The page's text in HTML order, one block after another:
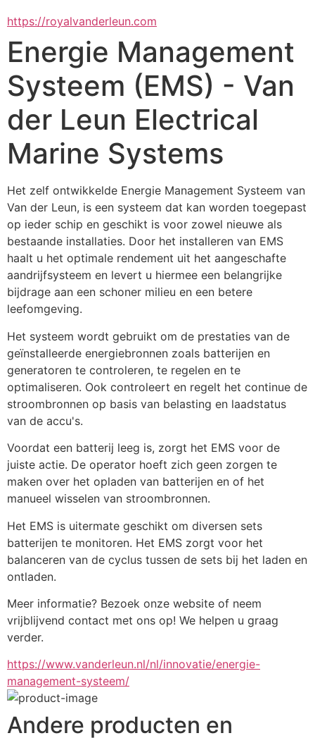
https://royalvanderleun.com
Energie Management
Systeem (EMS) - Van
der Leun Electrical
Marine Systems
Het zelf ontwikkelde Energie Management Systeem van
Van der Leun, is een systeem dat kan worden toegepast
op ieder schip en geschikt is voor zowel nieuwe als
bestaande installaties. Door het installeren van EMS
haalt u het optimale rendement uit het aangeschafte
aandrijfsysteem en levert u hiermee een belangrijke
bijdrage aan een schoner milieu en een betere
leefomgeving.
Het systeem wordt gebruikt om de prestaties van de
geïnstalleerde energiebronnen zoals batterijen en
generatoren te controleren, te regelen en te
optimaliseren. Ook controleert en regelt het continue de
stroombronnen op basis van belasting en laadstatus
van de accu's.
Voordat een batterij leeg is, zorgt het EMS voor de
juiste actie. De operator hoeft zich geen zorgen te
maken over het opladen van batterijen en of het
manueel wisselen van stroombronnen.
Het EMS is uitermate geschikt om diversen sets
batterijen te monitoren. Het EMS zorgt voor het
balanceren van de cyclus tussen de sets bij het laden en
ontladen.
Meer informatie? Bezoek onze website of neem
vrijblijvend contact met ons op! We helpen u graag
verder.
https://www.vanderleun.nl/nl/innovatie/energie-
management-systeem/
Andere producten en